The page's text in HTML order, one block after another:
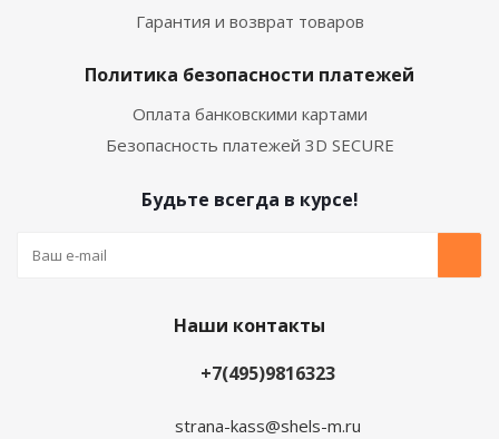
Гарантия и возврат товаров
Политика безопасности платежей
Оплата банковскими картами
Безопасность платежей 3D SECURE
Будьте всегда в курсе!
Наши контакты
+7(495)9816323
strana-kass@shels-m.ru